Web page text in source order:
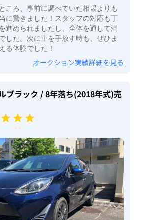
ころ、事前に調べていた相場よりも
に驚きました！スタッフの対応も丁
進められましたし、全体を通して満
した。次に車を手放す時も、ぜひま
る体験でした！
オークション実績詳細を見る
ブラック / 8年落ち(2018年式)売